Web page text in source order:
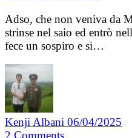
Adso, che non veniva da
strinse nel saio ed entrò
fece un sospiro e si…
Kenji Albani 06/04/2025